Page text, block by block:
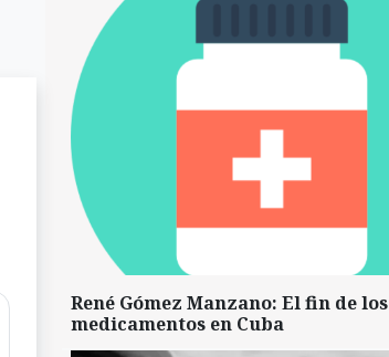
René Gómez Manzano: El fin de los
medicamentos en Cuba